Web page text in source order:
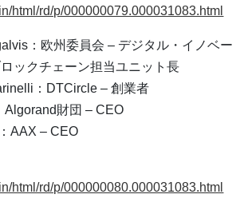
html/rd/p/000000079.000031083.html
：欧州委員会 – デジタル・イノベー
ックチェーン担当ユニット長
：DTCircle – 創業者
Algorand財団 – CEO
AAX – CEO
html/rd/p/000000080.000031083.html